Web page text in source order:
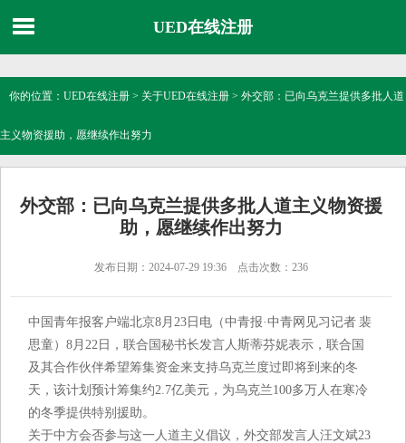
UED在线注册
你的位置： UED在线注册 > 关于UED在线注册 > 外交部：已向乌克兰提供多批人道
主义物资援助，愿继续作出努力
外交部：已向乌克兰提供多批人道主义物资援
助，愿继续作出努力
发布日期：2024-07-29 19:36 点击次数：236
中国青年报客户端北京8月23日电（中青报·中青网见习记者 裴
思童）8月22日，联合国秘书长发言人斯蒂芬妮表示，联合国
及其合作伙伴希望筹集资金来支持乌克兰度过即将到来的冬
天，该计划预计筹集约2.7亿美元，为乌克兰100多万人在寒冷
的冬季提供特别援助。
关于中方会否参与这一人道主义倡议，外交部发言人汪文斌23